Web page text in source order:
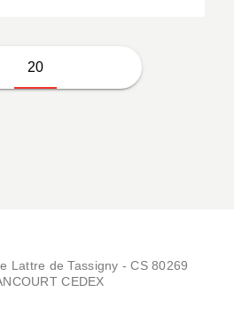
20
Lattre de Tassigny - CS 80269
CEDEX